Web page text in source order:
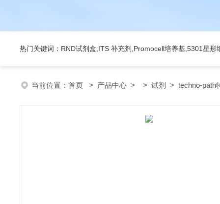
热门关键词：RND试剂盒,ITS 补充剂,Promocell培养基,5301星形
当前位置： 首页 > 产品中心 > > 试剂 > techno-path